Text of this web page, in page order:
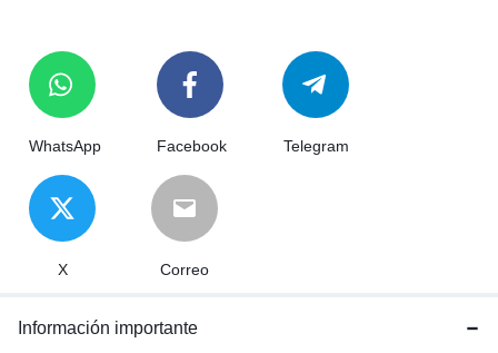
WhatsApp Facebook Telegram
X Correo
Información importante